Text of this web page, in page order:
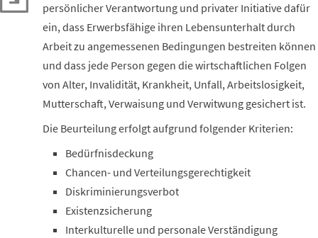
persönlicher Verantwortung und privater Initiative dafür
ein, dass Erwerbsfähige ihren Lebensunterhalt durch
Arbeit zu angemessenen Bedingungen bestreiten können
und dass jede Person gegen die wirtschaftlichen Folgen
von Alter, Invalidität, Krankheit, Unfall, Arbeitslosigkeit,
Mutterschaft, Verwaisung und Verwitwung gesichert ist.
Die Beurteilung erfolgt aufgrund folgender Kriterien:
Bedürfnisdeckung
Chancen- und Verteilungsgerechtigkeit
Diskriminierungsverbot
Existenzsicherung
Interkulturelle und personale Verständigung